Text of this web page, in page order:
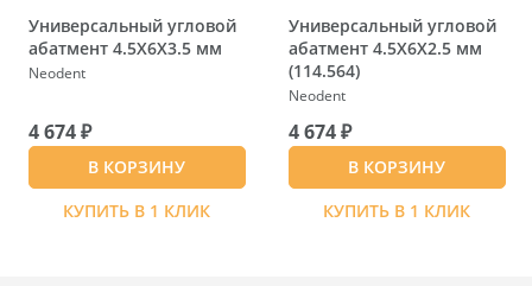
Универсальный угловой
абатмент 4.5X6X3.5 мм
Neodent
4 674 ₽
В КОРЗИНУ
КУПИТЬ В 1 КЛИК
Универсальный угловой
абатмент 4.5X6X2.5 мм
(114.564)
Neodent
4 674 ₽
В КОРЗИНУ
КУПИТЬ В 1 КЛИК